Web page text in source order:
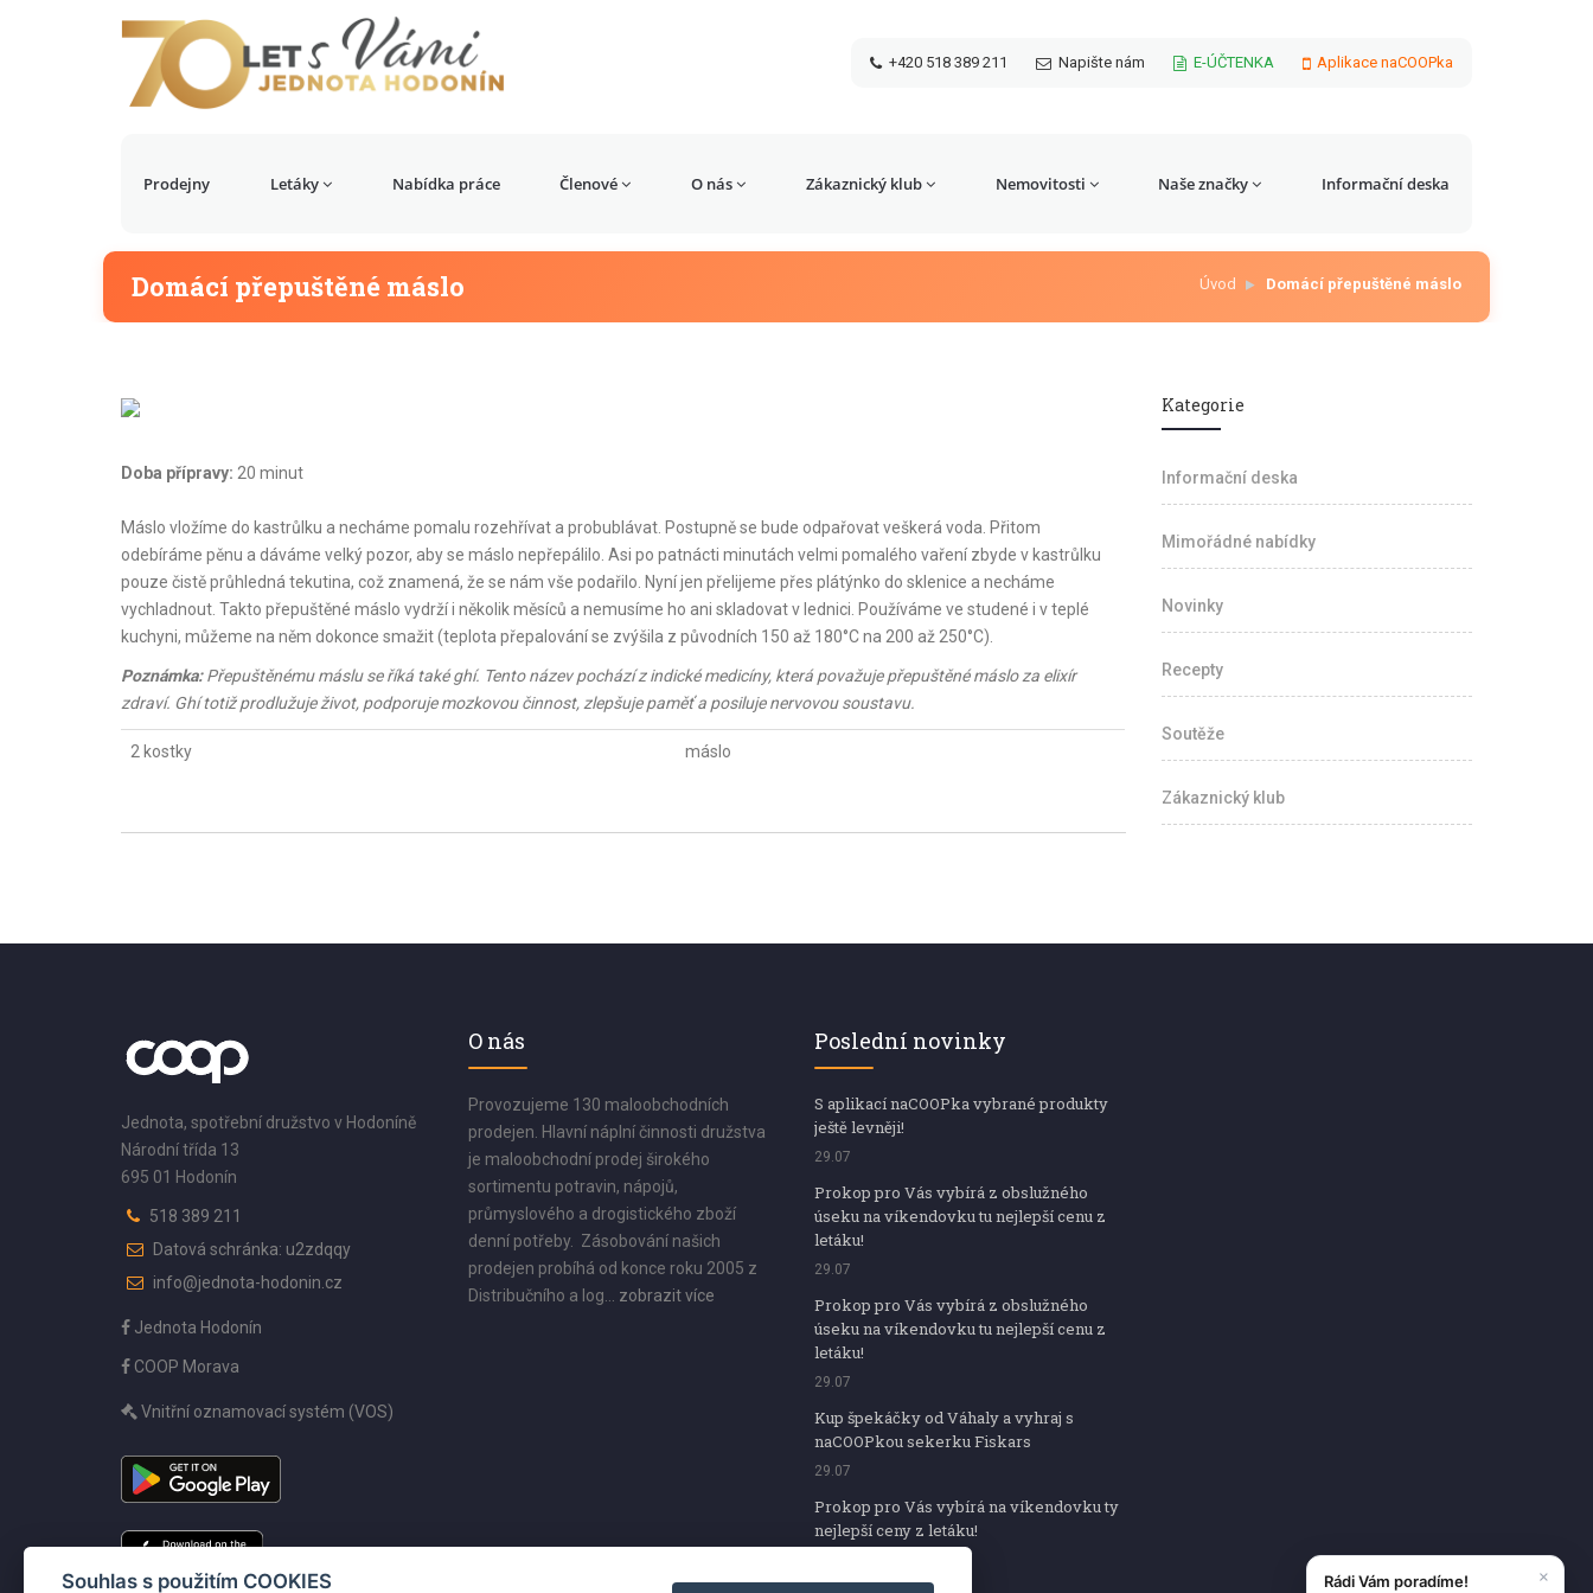
+420 518 389 211 Napište nám E-ÚČTENKA Aplikace naCOOPka
Prodejny Letáky Nabídka práce Členové O nás Zákaznický klub Nemovitosti Naše značky Informační deska
Domácí přepuštěné máslo Úvod Domácí přepuštěné máslo
Doba přípravy: 20 minut
Máslo vložíme do kastrůlku a necháme pomalu rozehřívat a probublávat. Postupně se bude odpařovat veškerá voda. Přitom
odebíráme pěnu a dáváme velký pozor, aby se máslo nepřepálilo. Asi po patnácti minutách velmi pomalého vaření zbyde v kastrůlku
pouze čistě průhledná tekutina, což znamená, že se nám vše podařilo. Nyní jen přelijeme přes plátýnko do sklenice a necháme
vychladnout. Takto přepuštěné máslo vydrží i několik měsíců a nemusíme ho ani skladovat v lednici. Používáme ve studené i v teplé
kuchyni, můžeme na něm dokonce smažit (teplota přepalování se zvýšila z původních 150 až 180°C na 200 až 250°C).
Poznámka:Přepuštěnému máslu se říká také ghí. Tento název pochází z indické medicíny, která považuje přepuštěné máslo za elixír
zdraví. Ghí totiž prodlužuje život, podporuje mozkovou činnost, zlepšuje paměť a posiluje nervovou soustavu.
2 kostky máslo
Kategorie
Informační deska
Mimořádné nabídky
Novinky
Recepty
Soutěže
Zákaznický klub
Jednota, spotřební družstvo v Hodoníně
Národní třída 13
695 01 Hodonín
518 389 211
Datová schránka: u2zdqqy
info@jednota-hodonin.cz
Jednota Hodonín
COOP Morava
Vnitřní oznamovací systém (VOS)
O nás
Provozujeme 130 maloobchodních
prodejen. Hlavní náplní činnosti družstva
je maloobchodní prodej širokého
sortimentu potravin, nápojů,
průmyslového a drogistického zboží
denní potřeby. Zásobování našich
prodejen probíhá od konce roku 2005 z
Distribučního a log... zobrazit více
Poslední novinky
S aplikací naCOOPka vybrané produkty
ještě levněji!
29.07
Prokop pro Vás vybírá z obslužného
úseku na víkendovku tu nejlepší cenu z
letáku!
29.07
Prokop pro Vás vybírá z obslužného
úseku na víkendovku tu nejlepší cenu z
letáku!
29.07
Kup špekáčky od Váhaly a vyhraj s
naCOOPkou sekerku Fiskars
29.07
Prokop pro Vás vybírá na víkendovku ty
nejlepší ceny z letáku!
Souhlas s použitím COOKIES